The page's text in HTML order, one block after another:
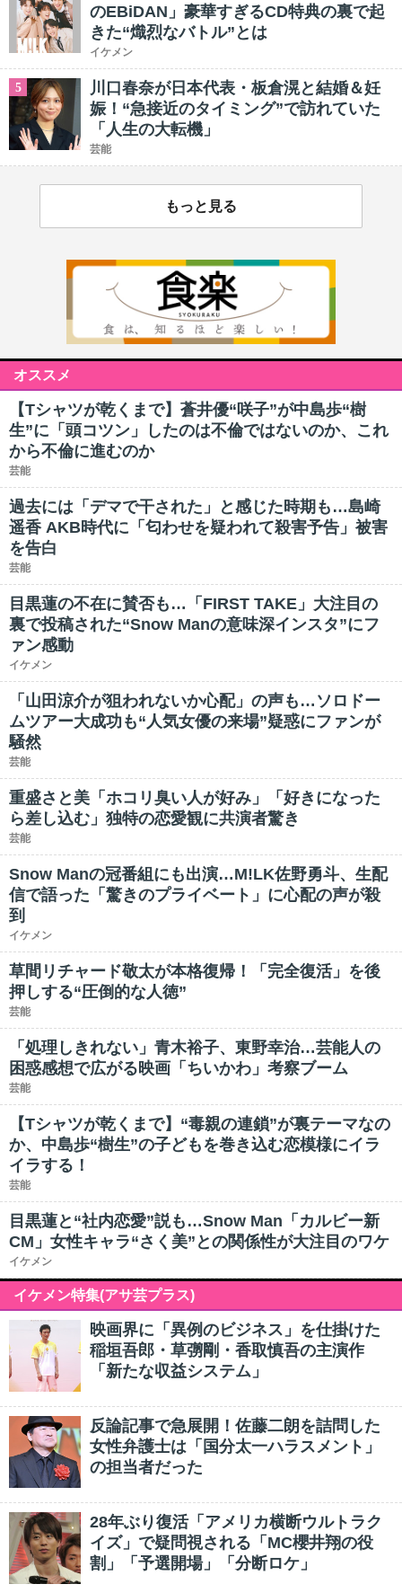
のEBiDAN」豪華すぎるCD特典の裏で起
きた“熾烈なバトル”とは
イケメン
5
川口春奈が日本代表・板倉滉と結婚＆妊
娠！“急接近のタイミング”で訪れていた
「人生の大転機」
芸能
もっと見る
オススメ
【Tシャツが乾くまで】蒼井優“咲子”が中島歩“樹
生”に「頭コツン」したのは不倫ではないのか、これ
から不倫に進むのか
芸能
過去には「デマで干された」と感じた時期も…島崎
遥香 AKB時代に「匂わせを疑われて殺害予告」被害
を告白
芸能
目黒蓮の不在に賛否も…「FIRST TAKE」大注目の
裏で投稿された“Snow Manの意味深インスタ”にフ
ァン感動
イケメン
「山田涼介が狙われないか心配」の声も…ソロドー
ムツアー大成功も“人気女優の来場”疑惑にファンが
騒然
芸能
重盛さと美「ホコリ臭い人が好み」「好きになった
ら差し込む」独特の恋愛観に共演者驚き
芸能
Snow Manの冠番組にも出演…M!LK佐野勇斗、生配
信で語った「驚きのプライベート」に心配の声が殺
到
イケメン
草間リチャード敬太が本格復帰！「完全復活」を後
押しする“圧倒的な人徳”
芸能
「処理しきれない」青木裕子、東野幸治…芸能人の
困惑感想で広がる映画「ちいかわ」考察ブーム
芸能
【Tシャツが乾くまで】“毒親の連鎖”が裏テーマなの
か、中島歩“樹生”の子どもを巻き込む恋模様にイラ
イラする！
芸能
目黒蓮と“社内恋愛”説も…Snow Man「カルビー新
CM」女性キャラ“さく美”との関係性が大注目のワケ
イケメン
イケメン特集(アサ芸プラス)
映画界に「異例のビジネス」を仕掛けた
稲垣吾郎・草彅剛・香取慎吾の主演作
「新たな収益システム」
反論記事で急展開！佐藤二朗を詰問した
女性弁護士は「国分太一ハラスメント」
の担当者だった
28年ぶり復活「アメリカ横断ウルトラク
イズ」で疑問視される「MC櫻井翔の役
割」「予選開場」「分断ロケ」